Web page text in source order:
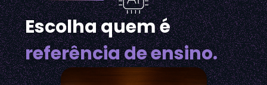
Escolha quem é
referência de ensino.